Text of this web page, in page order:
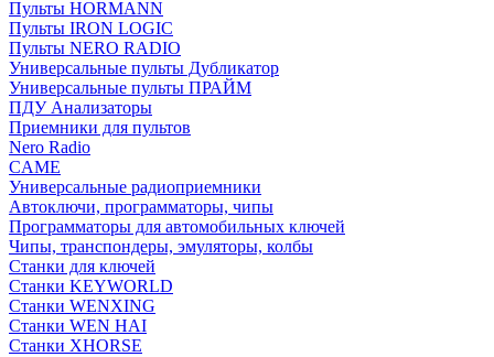
Пульты HORMANN
Пульты IRON LOGIC
Пульты NERO RADIO
Универсальные пульты Дубликатор
Универсальные пульты ПРАЙМ
ПДУ Анализаторы
Приемники для пультов
Nero Radio
CAME
Универсальные радиоприемники
Автоключи, программаторы, чипы
Программаторы для автомобильных ключей
Чипы, транспондеры, эмуляторы, колбы
Станки для ключей
Станки KEYWORLD
Станки WENXING
Станки WEN HAI
Станки XHORSE